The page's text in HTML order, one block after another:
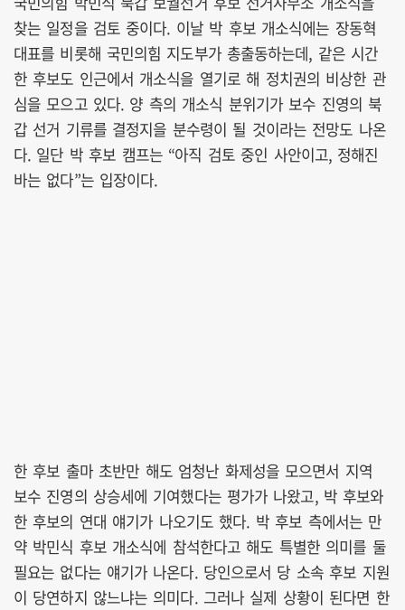
찾는 일정을 검토 중이다. 이날 박 후보 개소식에는 장동혁
대표를 비롯해 국민의힘 지도부가 총출동하는데, 같은 시간
한 후보도 인근에서 개소식을 열기로 해 정치권의 비상한 관
심을 모으고 있다. 양 측의 개소식 분위기가 보수 진영의 북
갑 선거 기류를 결정지을 분수령이 될 것이라는 전망도 나온
다. 일단 박 후보 캠프는 “아직 검토 중인 사안이고, 정해진
바는 없다”는 입장이다.
한 후보 출마 초반만 해도 엄청난 화제성을 모으면서 지역
보수 진영의 상승세에 기여했다는 평가가 나왔고, 박 후보와
한 후보의 연대 얘기가 나오기도 했다. 박 후보 측에서는 만
약 박민식 후보 개소식에 참석한다고 해도 특별한 의미를 둘
필요는 없다는 얘기가 나온다. 당인으로서 당 소속 후보 지원
이 당연하지 않느냐는 의미다. 그러나 실제 상황이 된다면 한